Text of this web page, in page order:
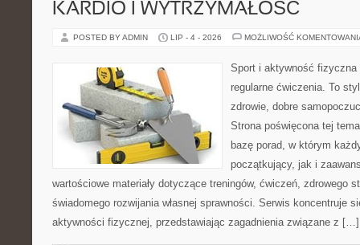
KARDIO I WYTRZYMAŁOŚĆ
POSTED BY ADMIN LIP - 4 - 2026 MOŻLIWOŚĆ
Sport i aktywność
regularne ćwiczenia. To
zdrowie, dobre
Strona poświęcona tej
bazę porad, w którym
początkujący, jak i
wartościowe materiały dotyczące treningów, ćwiczeń, zdrowego
świadomego rozwijania własnej sprawności. Serwis koncentruje
aktywności fizycznej, przedstawiając zagadnienia związane z […]